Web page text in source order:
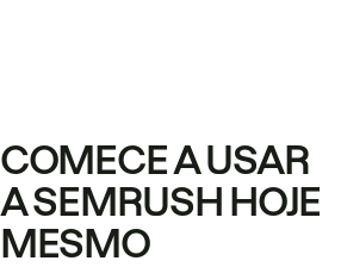
COMECE A USAR
A SEMRUSH HOJE
MESMO